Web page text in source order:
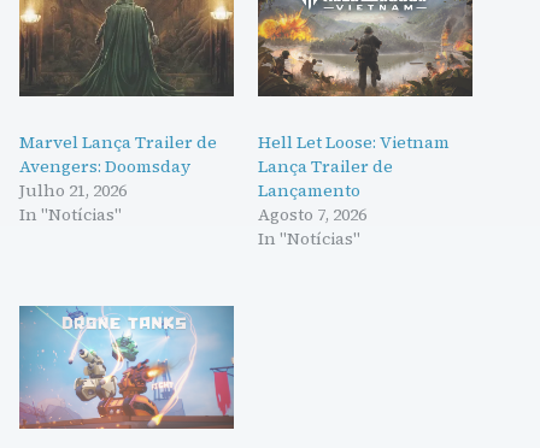
Marvel Lança Trailer de
Avengers: Doomsday
Julho 21, 2026
In "Notícias"
Hell Let Loose: Vietnam
Lança Trailer de
Lançamento
Agosto 7, 2026
In "Notícias"